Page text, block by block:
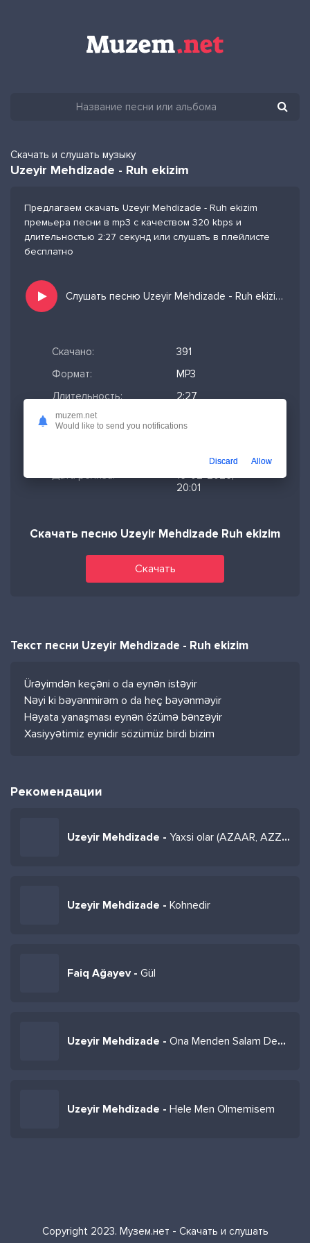
Скачать и слушать музыку
Uzeyir Mehdizade - Ruh ekizim
Предлагаем скачать Uzeyir Mehdizade - Ruh ekizim
премьера песни в mp3 с качеством 320 kbps и
длительностью 2:27 секунд или слушать в плейлисте
бесплатно
Слушать песню Uzeyir Mehdizade - Ruh ekizim и добавить в избранных
Скачано:
391
Формат:
MP3
Длительность:
2:27
Размер файла:
Дата релиза:
16-02-2026,
20:01
Скачать песню Uzeyir Mehdizade Ruh ekizim
Скачать
Текст песни Uzeyir Mehdizade - Ruh ekizim
Ürəyimdən keçəni o da eynən istəyir
Nəyi ki bəyənmirəm o da heç bəyənməyir
Həyata yanaşması eynən özümə bənzəyir
Xasiyyətimiz eynidir sözümüz birdi bizim
Рекомендации
Uzeyir Mehdizade - Yaxsi olar (AZAAR, AZZEEZ Remix)
Uzeyir Mehdizade - Kohnedir
Faiq Ağayev - Gül
Uzeyir Mehdizade - Ona Menden Salam Deyin
Uzeyir Mehdizade - Hele Men Olmemisem
Copyright 2023. Музем.нет - Скачать и слушать
muzem.net
Would like to send you notifications
Discard Allow